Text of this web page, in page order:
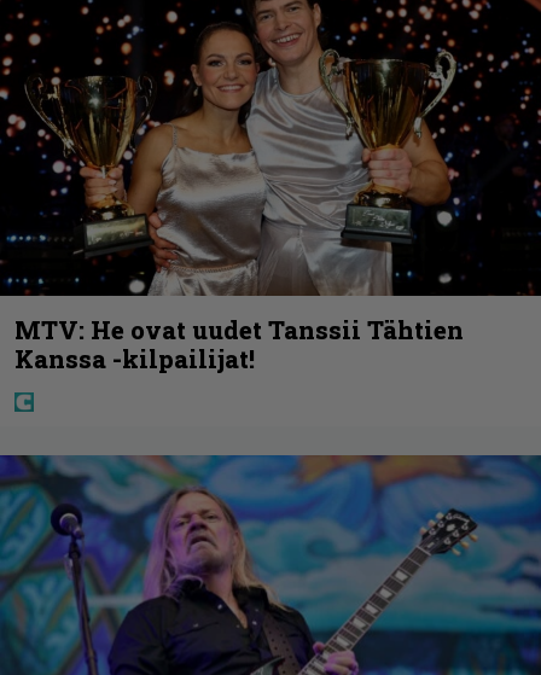
MTV: He ovat uudet Tanssii Tähtien
Kanssa -kilpailijat!